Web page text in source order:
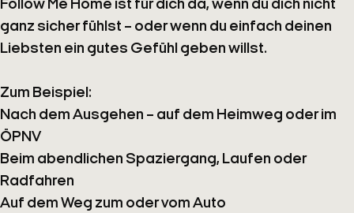
Follow Me Home ist für dich da, wenn du dich nicht
ganz sicher fühlst – oder wenn du einfach deinen
Liebsten ein gutes Gefühl geben willst.
Zum Beispiel:
Nach dem Ausgehen – auf dem Heimweg oder im
ÖPNV
Beim abendlichen Spaziergang, Laufen oder
Radfahren
Auf dem Weg zum oder vom Auto